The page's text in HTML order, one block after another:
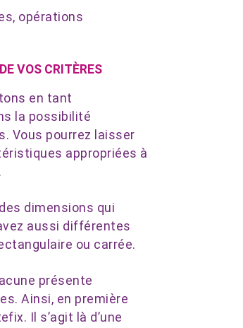
opérations
VOS CRITÈRES
en tant
la possibilité
Vous pourrez laisser
appropriées à
dimensions qui
aussi différentes
ou carrée.
présente
Ainsi, en première
Il s’agit là d’une